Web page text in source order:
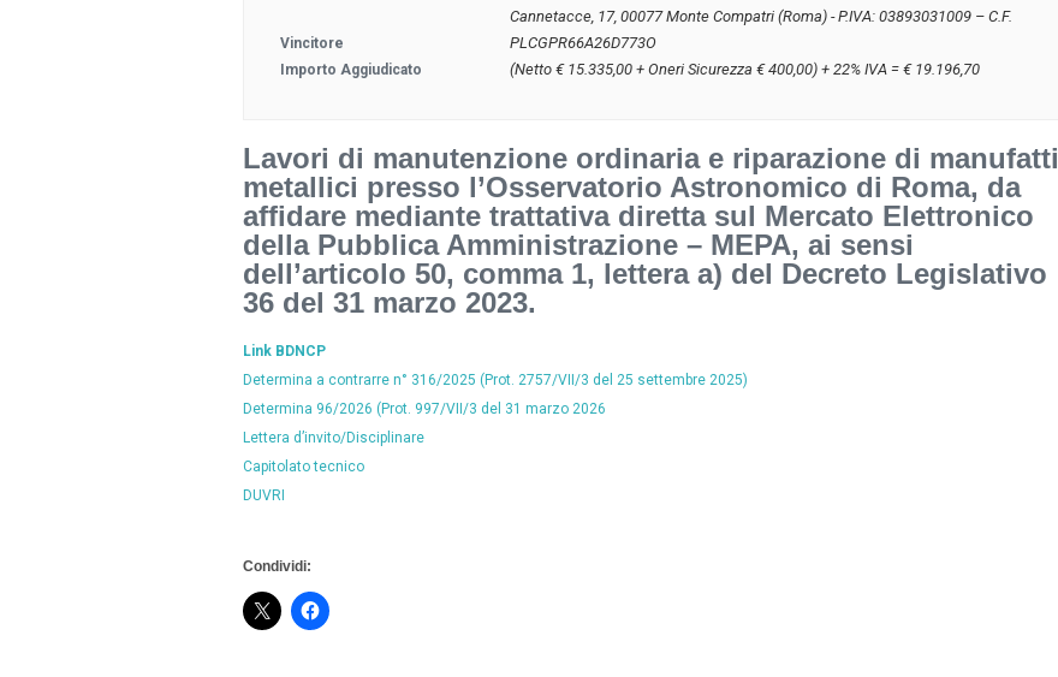
Vincitore
Cannetacce, 17, 00077 Monte Compatri (Roma) - P.IVA: 03893031009 – C.F.
PLCGPR66A26D773O
Importo Aggiudicato (Netto € 15.335,00 + Oneri Sicurezza € 400,00) + 22% IVA = € 19.196,70
Lavori di manutenzione ordinaria e riparazione di manufatti
metallici presso l’Osservatorio Astronomico di Roma, da
affidare mediante trattativa diretta sul Mercato Elettronico
della Pubblica Amministrazione – MEPA, ai sensi
dell’articolo 50, comma 1, lettera a) del Decreto Legislativo
36 del 31 marzo 2023.
Link BDNCP
Determina a contrarre n° 316/2025 (Prot. 2757/VII/3 del 25 settembre 2025)
Determina 96/2026 (Prot. 997/VII/3 del 31 marzo 2026
Lettera d’invito/Disciplinare
Capitolato tecnico
DUVRI
Condividi: